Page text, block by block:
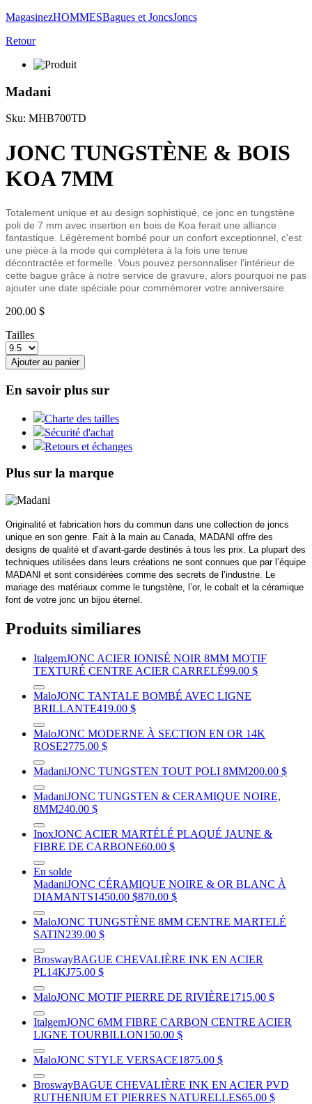
MagasinezHOMMESBagues et JoncsJoncs
Retour
Madani
Sku: MHB700TD
JONC TUNGSTÈNE & BOIS
KOA 7MM
Totalement unique et au design sophistiqué, ce jonc en tungstène
poli de 7 mm avec insertion en bois de Koa ferait une alliance
fantastique. Légèrement bombé pour un confort exceptionnel, c'est
une pièce à la mode qui complétera à la fois une tenue
décontractée et formelle. Vous pouvez personnaliser l'intérieur de
cette bague grâce à notre service de gravure, alors pourquoi ne pas
ajouter une date spéciale pour commémorer votre anniversaire.
200.00 $
Tailles
Ajouter au panier
En savoir plus sur
Charte des tailles
Sécurité d'achat
Retours et échanges
Plus sur la marque
Originalité et fabrication hors du commun dans une collection de joncs
unique en son genre. Fait à la main au Canada, MADANI offre des
designs de qualité et d’avant-garde destinés à tous les prix. La plupart des
techniques utilisées dans leurs créations ne sont connues que par l’équipe
MADANI et sont considérées comme des secrets de l’industrie. Le
mariage des matériaux comme le tungstène, l’or, le cobalt et la céramique
font de votre jonc un bijou éternel.
Produits similiares
ItalgemJONC ACIER IONISÉ NOIR 8MM MOTIF
TEXTURÉ CENTRE ACIER CARRELÉ99.00 $
MaloJONC TANTALE BOMBÉ AVEC LIGNE
BRILLANTE419.00 $
MaloJONC MODERNE À SECTION EN OR 14K
ROSE2775.00 $
MadaniJONC TUNGSTEN TOUT POLI 8MM200.00 $
MadaniJONC TUNGSTEN & CERAMIQUE NOIRE,
8MM240.00 $
InoxJONC ACIER MARTÉLÉ PLAQUÉ JAUNE &
FIBRE DE CARBONE60.00 $
En solde
MadaniJONC CÉRAMIQUE NOIRE & OR BLANC À
DIAMANTS1450.00 $870.00 $
MaloJONC TUNGSTÈNE 8MM CENTRE MARTELÉ
SATIN239.00 $
BroswayBAGUE CHEVALIÈRE INK EN ACIER
PL14KJ75.00 $
MaloJONC MOTIF PIERRE DE RIVIÈRE1715.00 $
ItalgemJONC 6MM FIBRE CARBON CENTRE ACIER
LIGNE TOURBILLON150.00 $
MaloJONC STYLE VERSACE1875.00 $
BroswayBAGUE CHEVALIÈRE INK EN ACIER PVD
RUTHENIUM ET PIERRES NATURELLES65.00 $